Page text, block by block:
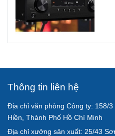
Thông tin liên hệ
Địa chỉ văn phòng Công ty: 158/
Hiền, Thành Phố Hồ Chí Minh
Địa chỉ xưởng sản xuất: 25/43